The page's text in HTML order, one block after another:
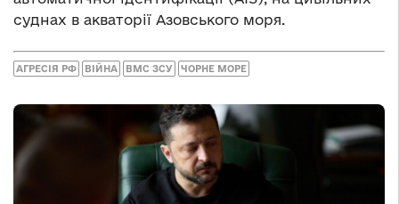
суднах в акваторії Азовського моря.
АГРЕСІЯ РФ ВІЙНА ВМС ЗСУ ЧОРНЕ МОРЕ